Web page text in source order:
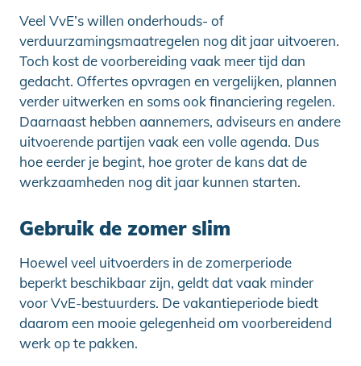
Veel VvE’s willen onderhouds- of
verduurzamingsmaatregelen nog dit jaar uitvoeren.
Toch kost de voorbereiding vaak meer tijd dan
gedacht. Offertes opvragen en vergelijken, plannen
verder uitwerken en soms ook financiering regelen.
Daarnaast hebben aannemers, adviseurs en andere
uitvoerende partijen vaak een volle agenda. Dus
hoe eerder je begint, hoe groter de kans dat de
werkzaamheden nog dit jaar kunnen starten.
Gebruik de zomer slim
Hoewel veel uitvoerders in de zomerperiode
beperkt beschikbaar zijn, geldt dat vaak minder
voor VvE-bestuurders. De vakantieperiode biedt
daarom een mooie gelegenheid om voorbereidend
werk op te pakken.